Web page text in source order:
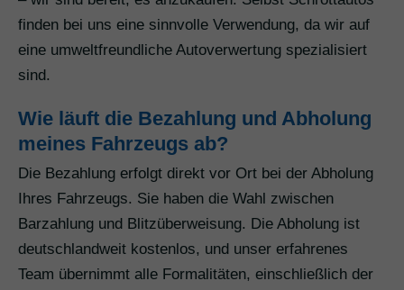
finden bei uns eine sinnvolle Verwendung, da wir auf
eine umweltfreundliche Autoverwertung spezialisiert
sind.
Wie läuft die Bezahlung und Abholung
meines Fahrzeugs ab?
Die Bezahlung erfolgt direkt vor Ort bei der Abholung
Ihres Fahrzeugs. Sie haben die Wahl zwischen
Barzahlung und Blitzüberweisung. Die Abholung ist
deutschlandweit kostenlos, und unser erfahrenes
Team übernimmt alle Formalitäten, einschließlich der